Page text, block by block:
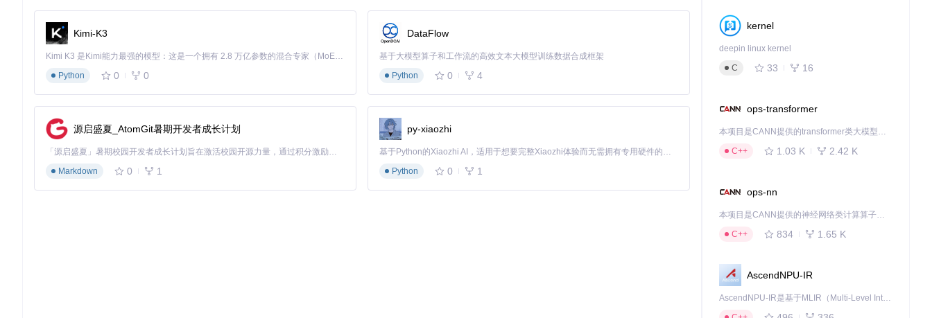
加载"基础材料测试蓝图"验证运行状态
常见错误排查：若蓝图未显示，检查目录权限或尝试重启游戏；若蓝图加载报错，可能是游戏版本不兼容，建议使用README中推荐的兼容版本。
环境适配策略
不同星球环境需要匹配特定蓝图设计：
极地环境解决方案采用"[冰凝之心]极地混线超市"蓝图，其核心设计特点包括：
环形传送带系统减少空间浪费
能源优化设计适应低温环境
图1：极地环境环形生产系统，通过紧凑布局和集中物流提升空间利用率达75%
Kimi-K3
Kimi K3 是Kimi能力最强的模型：这是一个拥有 2.8 万亿参数的混合专家（MoE）模型，具备原生视觉理解能力，并支持 100 万 token 的上下文窗口。
Python
0 0
DataFlow
基于大模型算子和工作流的高效文本大模型训练数据合成框架
Python
0 4
源启盛夏_AtomGit暑期开发者成长计划
「源启盛夏」暑期校园开发者成长计划旨在激活校园开源力量，通过积分激励、认证扶持、资源倾斜等形式，引导高校组织和开发者完成「入驻 — 建项目 — 做贡献 — 获认证 — 得资源」的完整闭环。无论你是想带领社团入驻平台的组织者，还是希望用代码贡献证明自己的开发者，都能在这里找到属于你的成长路径。
Markdown
0 1
py-xiaozhi
基于Python的Xiaozhi AI，适用于想要完整Xiaozhi体验而无需拥有专用硬件的用户。
Python
0 1
kernel
deepin linux kernel
C
33 16
ops-transformer
本项目是CANN提供的transformer类大模型算子库，实现网络在NPU上加速计算。
C++
1.03 K 2.42 K
ops-nn
本项目是CANN提供的神经网络类计算算子库，实现网络在NPU上加速计算。
C++
834 1.65 K
AscendNPU-IR
AscendNPU-IR是基于MLIR（Multi-Level Intermediate Representation）构建的，面向昇腾亲和算子编译时使用的中间表示，提供昇腾完备表达能力，通过编译优化提升昇腾AI处理器计算效率，支持通过生态框架使能昇腾AI处理器与深度调优